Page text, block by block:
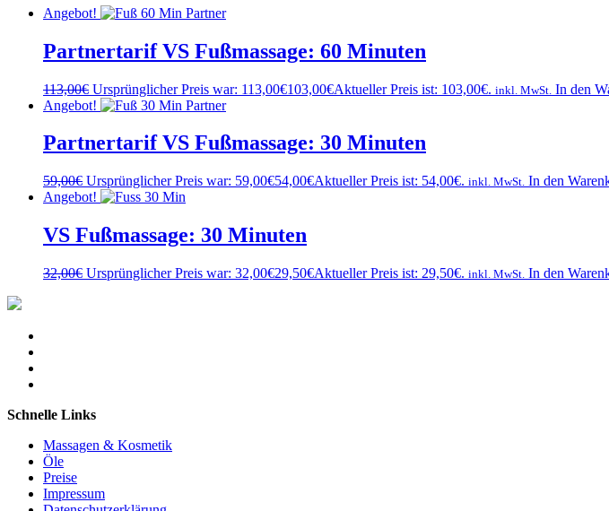
Angebot!
Partnertarif VS Fußmassage: 60 Minuten
113,00€ Ursprünglicher Preis war: 113,00€103,00€Aktueller Preis ist: 103,00€. inkl. MwSt. In den
Angebot!
Partnertarif VS Fußmassage: 30 Minuten
59,00€ Ursprünglicher Preis war: 59,00€54,00€Aktueller Preis ist: 54,00€. inkl. MwSt. In den
Angebot!
VS Fußmassage: 30 Minuten
32,00€ Ursprünglicher Preis war: 32,00€29,50€Aktueller Preis ist: 29,50€. inkl. MwSt. In den
Schnelle Links
Massagen & Kosmetik
Öle
Preise
Impressum